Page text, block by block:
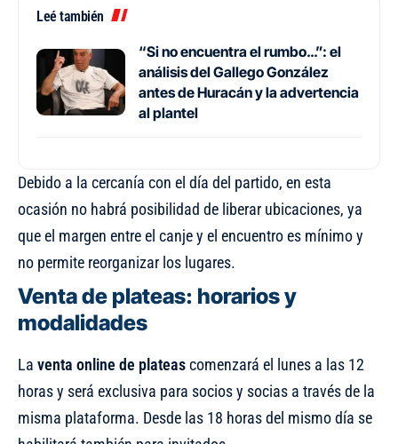
Leé también
“Si no encuentra el rumbo…”: el
análisis del Gallego González
antes de Huracán y la advertencia
al plantel
Debido a la cercanía con el día del partido, en esta
ocasión no habrá posibilidad de liberar ubicaciones, ya
que el margen entre el canje y el encuentro es mínimo y
no permite reorganizar los lugares.
Venta de plateas: horarios y
modalidades
La venta online de plateascomenzará el lunes a las 12
horas y será exclusiva para socios y socias a través de la
misma plataforma. Desde las 18 horas del mismo día se